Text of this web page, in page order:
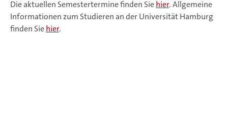
Die aktuellen Semestertermine finden Siehier. Allgemeine
Informationen zum Studieren an der Universität Hamburg
finden Siehier.